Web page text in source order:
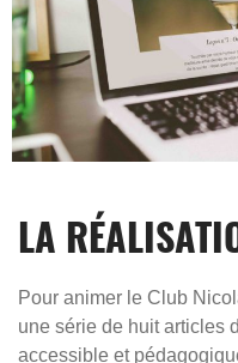
LA
Pour animer le Club
une série de huit articles
accessible et